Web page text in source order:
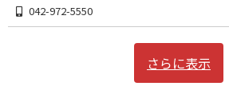
042-972-5550
さらに表示